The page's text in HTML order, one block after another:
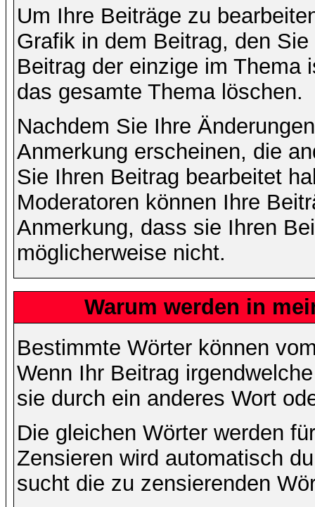
Um Ihre Beiträge zu
Grafik in dem Beitrag, den
Beitrag der einzige im Thema
das gesamte Thema löschen.
Nachdem Sie Ihre
Anmerkung erscheinen, die
Sie Ihren Beitrag bearbeitet
Moderatoren können Ihre
Anmerkung, dass sie Ihren
möglicherweise nicht.
Warum werden in
Bestimmte Wörter können
Wenn Ihr Beitrag
sie durch ein anderes Wort
Die gleichen Wörter werden
Zensieren wird automatisch
sucht die zu zensierenden